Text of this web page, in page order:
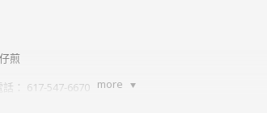
more
煎
： 617-547-6670